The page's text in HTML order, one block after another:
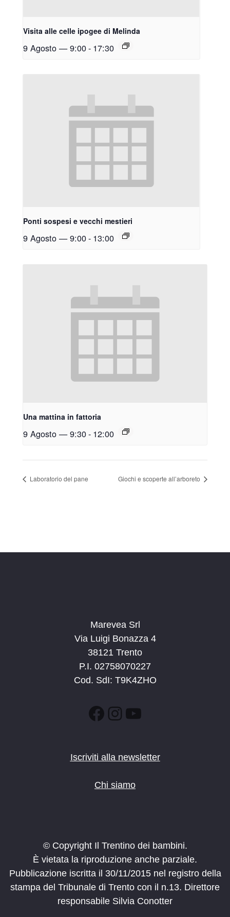
Visita alle celle ipogee di Melinda
9 Agosto — 9:00- 17:30
Ponti sospesi e vecchi mestieri
9 Agosto — 9:00- 13:00
Una mattina in fattoria
9 Agosto — 9:30- 12:00
Laboratorio del pane Giochi e scoperte all’arboreto
Marevea Srl
Via Luigi Bonazza 4
38121 Trento
P.I. 02758070227
Cod. SdI: T9K4ZHO
Facebook
Instagram
YouTube
Iscriviti alla newsletter
Chi siamo
© Copyright Il Trentino dei bambini.
È vietata la riproduzione anche parziale.
Pubblicazione iscritta il 30/11/2015 nel registro della
stampa del Tribunale di Trento con il n.13. Direttore
responsabile Silvia Conotter